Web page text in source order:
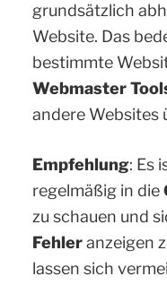
grundsätzlich
Website. Das
bestimmte
Webmaster
andere Websites
Empfehlung: Es
regelmäßig in die
zu schauen und
Fehleranzeigen
lassen sich